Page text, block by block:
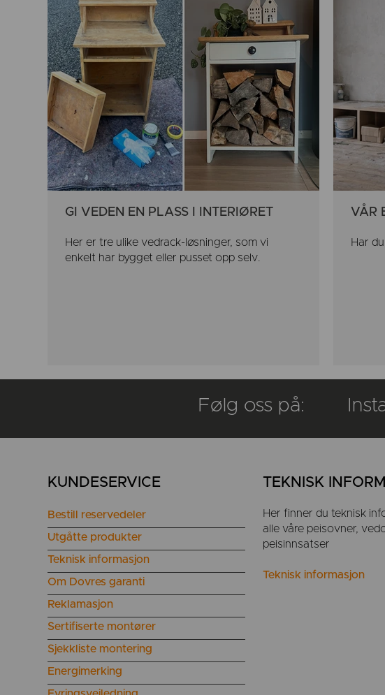
GI VEDEN EN PLASS I INTERIØRET
Her er tre ulike vedrack-løsninger, som vi
enkelt har bygget eller pusset opp selv.
VÅR
Har
Følg oss på:
KUNDESERVICE
Bestill reservedeler
Utgåtte produkter
Teknisk informasjon
Om Dovres garanti
Reklamasjon
Sertifiserte montører
Sjekkliste montering
Energimerking
TEKNISK
Her finner du teknisk
alle våre peisovner,
peisinnsatser
Teknisk informasjon